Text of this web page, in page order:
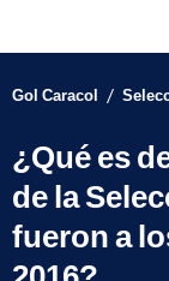
Gol Caracol /
¿Qué es
de la
fueron a